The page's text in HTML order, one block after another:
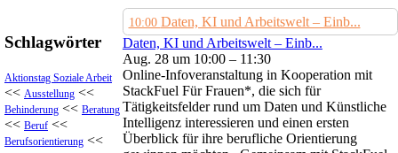
10:00 Daten, KI und Arbeitswelt – Einb...
Daten, KI und Arbeitswelt – Einb...
Aug. 28 um 10:00 – 11:30
Online-Infoveranstaltung in Kooperation mit
StackFuel Für Frauen*, die sich für
Tätigkeitsfelder rund um Daten und Künstliche
Intelligenz interessieren und einen ersten
Überblick für ihre berufliche Orientierung
Schlagwörter
Aktionstag Soziale Arbeit
<< Ausstellung <<
Behinderung << Beratung
<< Beruf <<
Berufsorientierung <<